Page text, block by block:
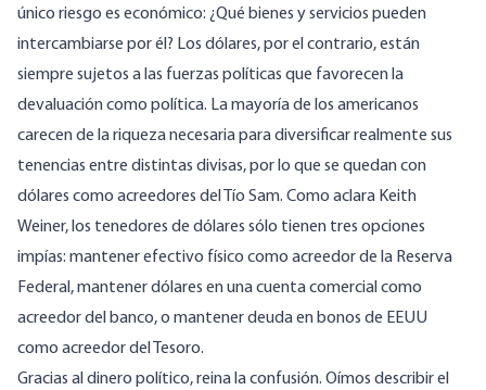
único riesgo es económico: ¿Qué bienes y servicios pueden
intercambiarse por él? Los dólares, por el contrario, están
siempre sujetos a las fuerzas políticas que favorecen la
devaluación como política. La mayoría de los americanos
carecen de la riqueza necesaria para diversificar realmente sus
tenencias entre distintas divisas, por lo que se quedan con
dólares como acreedores del Tío Sam. Como aclara Keith
Weiner, los tenedores de dólares sólo tienen tres opciones
impías: mantener efectivo físico como acreedor de la Reserva
Federal, mantener dólares en una cuenta comercial como
acreedor del banco, o mantener deuda en bonos de EEUU
como acreedor del Tesoro.
Gracias al dinero político, reina la confusión. Oímos describir el